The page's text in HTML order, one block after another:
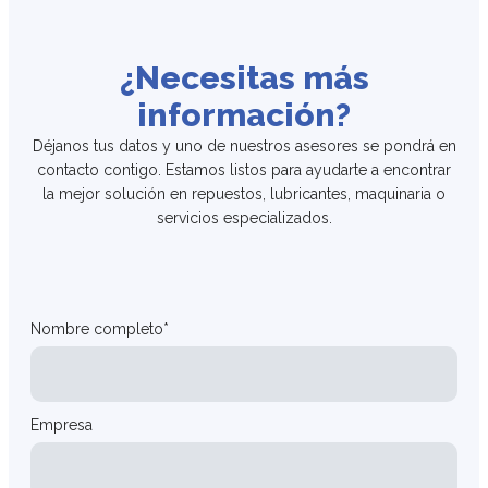
¿Necesitas más
información?
Déjanos tus datos y uno de nuestros asesores se pondrá en
contacto contigo. Estamos listos para ayudarte a encontrar
la mejor solución en repuestos, lubricantes, maquinaria o
servicios especializados.
Nombre completo*
Empresa